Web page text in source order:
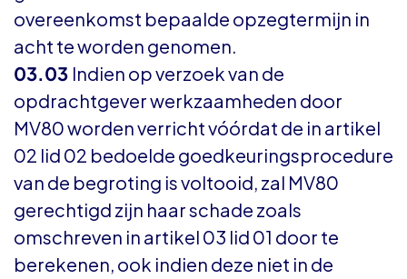
overeenkomst bepaalde opzegtermijn in
acht te worden genomen.
03.03 Indien op verzoek van de
opdrachtgever werkzaamheden door
MV80 worden verricht vóórdat de in artikel
02 lid 02 bedoelde goedkeuringsprocedure
van de begroting is voltooid, zal MV80
gerechtigd zijn haar schade zoals
omschreven in artikel 03 lid 01 door te
berekenen, ook indien deze niet in de